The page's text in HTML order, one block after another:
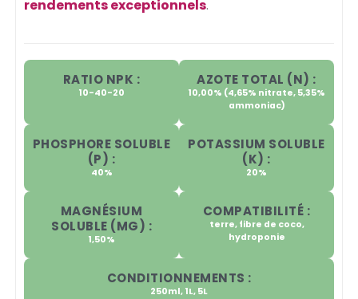
rendements exceptionnels.
RATIO NPK :
10-40-20
AZOTE TOTAL (N) :
10,00% (4,65% nitrate, 5,35%
ammoniac)
PHOSPHORE SOLUBLE
(P) :
40%
POTASSIUM SOLUBLE
(K) :
20%
MAGNÉSIUM
SOLUBLE (MG) :
1,50%
COMPATIBILITÉ :
terre, fibre de coco,
hydroponie
CONDITIONNEMENTS :
250ml, 1L, 5L